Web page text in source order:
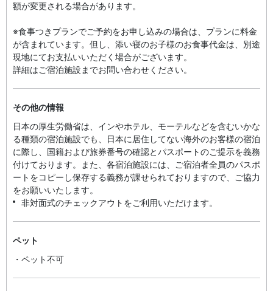
額が変更される場合があります。
※食事つきプランでご予約をお申し込みの場合は、プランに料金
が含まれています。但し、添い寝のお子様のお食事代金は、別途
現地にてお支払いいただく場合がございます。
詳細はご宿泊施設までお問い合わせください。
その他の情報
日本の厚生労働省は、インやホテル、モーテルなどを含むいかな
る種類の宿泊施設でも、日本に​居住してない海外のお客様の宿泊
に際し、国籍および旅券番号の確認とパスポートのご提示を義務
付け​ております。また、各宿泊施設には、ご宿泊者全員のパスポ
ートをコピーし保存する義務が課せられておりますの​で、ご協力
をお願いいたします。
非対面式のチェックアウトをご利用いただけます。
ペット
・ペット不可